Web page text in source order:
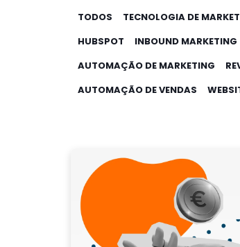
TODOS TECNOLOGIA DE
HUBSPOT
INBOUND MARKETING
AUTOMAÇÃO DE MARKETING
AUTOMAÇÃO DE VENDAS